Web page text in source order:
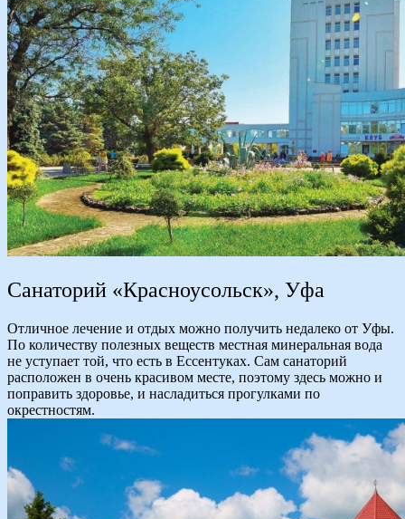
Санаторий «Красноусольск», Уфа
Отличное лечение и отдых можно получить недалеко от Уфы.
По количеству полезных веществ местная минеральная вода
не уступает той, что есть в Ессентуках. Сам санаторий
расположен в очень красивом месте, поэтому здесь можно и
поправить здоровье, и насладиться прогулками по
окрестностям.